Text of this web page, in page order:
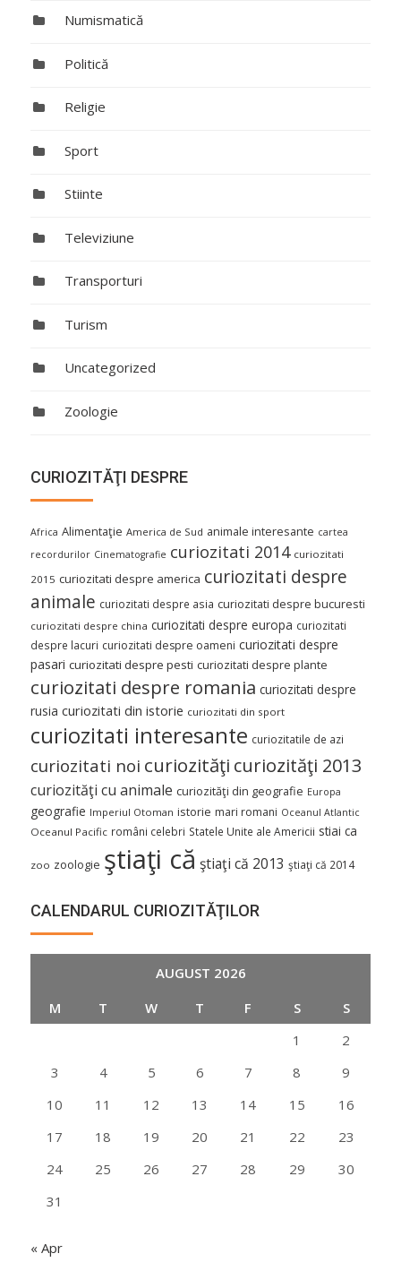
Numismatică
Politică
Religie
Sport
Stiinte
Televiziune
Transporturi
Turism
Uncategorized
Zoologie
CURIOZITĂŢI DESPRE
Africa Alimentaţie America de Sud animale interesante cartea
recordurilor Cinematografie curiozitati 2014 curiozitati
2015 curiozitati despre america curiozitati despre
animale curiozitati despre asia curiozitati despre bucuresti
curiozitati despre china curiozitati despre europa curiozitati
despre lacuri curiozitati despre oameni curiozitati despre
pasari curiozitati despre pesti curiozitati despre plante
curiozitati despre romania curiozitati despre
rusia curiozitati din istorie curiozitati din sport
curiozitati interesante curiozitatile de azi
curiozitati noi curiozităţi curiozităţi 2013
curiozităţi cu animale curiozităţi din geografie Europa
geografie Imperiul Otoman istorie mari romani Oceanul Atlantic
Oceanul Pacific români celebri Statele Unite ale Americii stiai ca
zoo zoologie ştiaţi că ştiaţi că 2013 ştiaţi că 2014
CALENDARUL CURIOZITĂŢILOR
AUGUST 2026
M
T W T F S
S
1
2
3
4 5 6 7 8
9
10
11 12 13 14 15
16
17
18 19 20 21 22
23
24
25 26 27 28 29
30
31
« Apr